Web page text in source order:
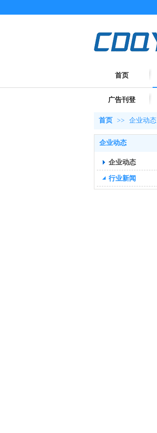
首页
广告刊登
首页 >> 企业动态
企业动态
企业动态
行业新闻